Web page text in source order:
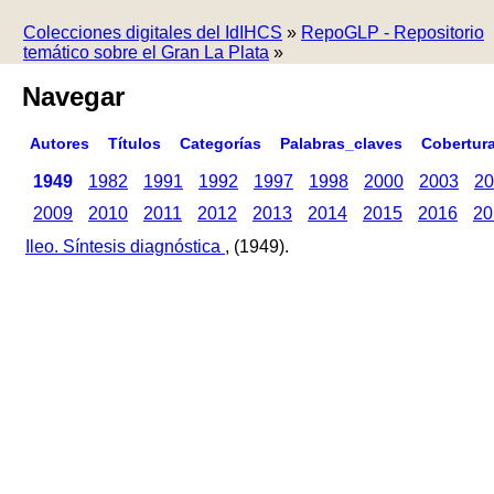
Colecciones digitales del IdIHCS » RepoGLP - Repositorio
temático sobre el Gran La Plata »
Navegar
Autores Títulos Categorías Palabras_claves
1949 1982 1991 1992 1997 1998 2000 2003
2009
2010 2011 2012 2013 2014 2015 2016
Ileo. Síntesis diagnóstica , (1949).